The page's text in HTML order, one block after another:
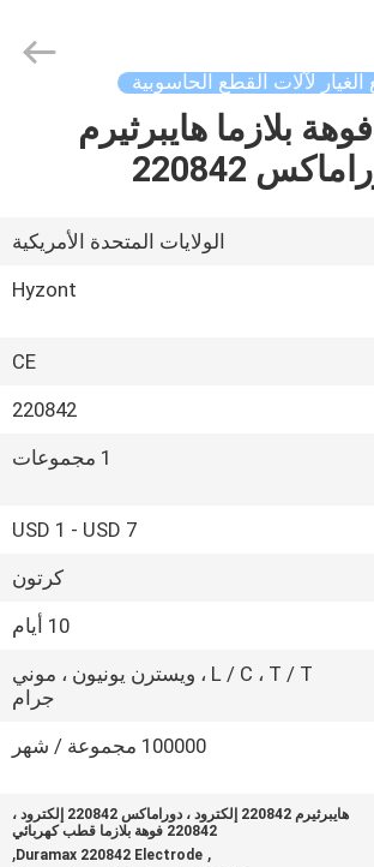
لآلات القطع الحاسوبية
بلازما هايبرثيرم
220842
الولايات المتحدة الأمريكية
Hyzont
CE
220842
1 مجموعات
USD 1 - USD 7
كرتون
10 أيام
L / C ، T / T ، ويسترن يونيون ، موني
جرام
100000 مجموعة / شهر
هايبرثيرم 220842 إلكترود ، دوراماكس 220842 إلكترود ،
220842 فوهة بلازما قطب كهربائي
,
Duramax 220842 Electrode
,